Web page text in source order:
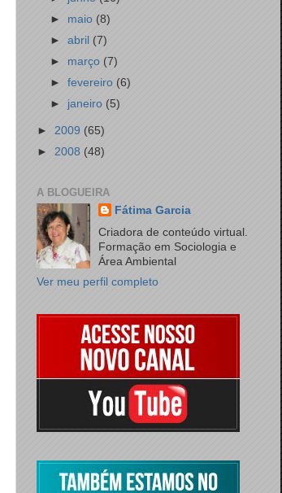
► maio(8)
►abril (7)
► março (7)
►fevereiro (6)
► janeiro (5)
► 2009 (65)
► 2008 (48)
A BLOGUEIRA
Fátima Garcia
Criadora de conteúdo virtual.
Formação em Sociologia e
Área Ambiental
Ver meu perfil completo